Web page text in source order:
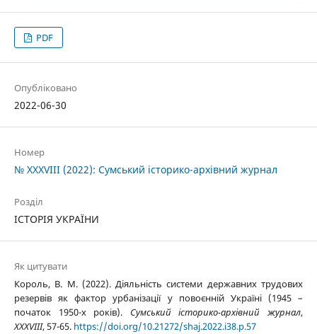
PDF
Опубліковано
2022-06-30
Номер
№ XXXVIII (2022): Сумський історико-архівний журнал
Розділ
ІСТОРІЯ УКРАЇНИ
Як цитувати
Король, В. М. (2022). Діяльність системи державних трудових
резервів як фактор урбанізації у повоєнній Україні (1945 –
початок 1950-х років). Сумський історико-архівний журнал,
XXXVIII, 57-65. https://doi.org/10.21272/shaj.2022.i38.p.57